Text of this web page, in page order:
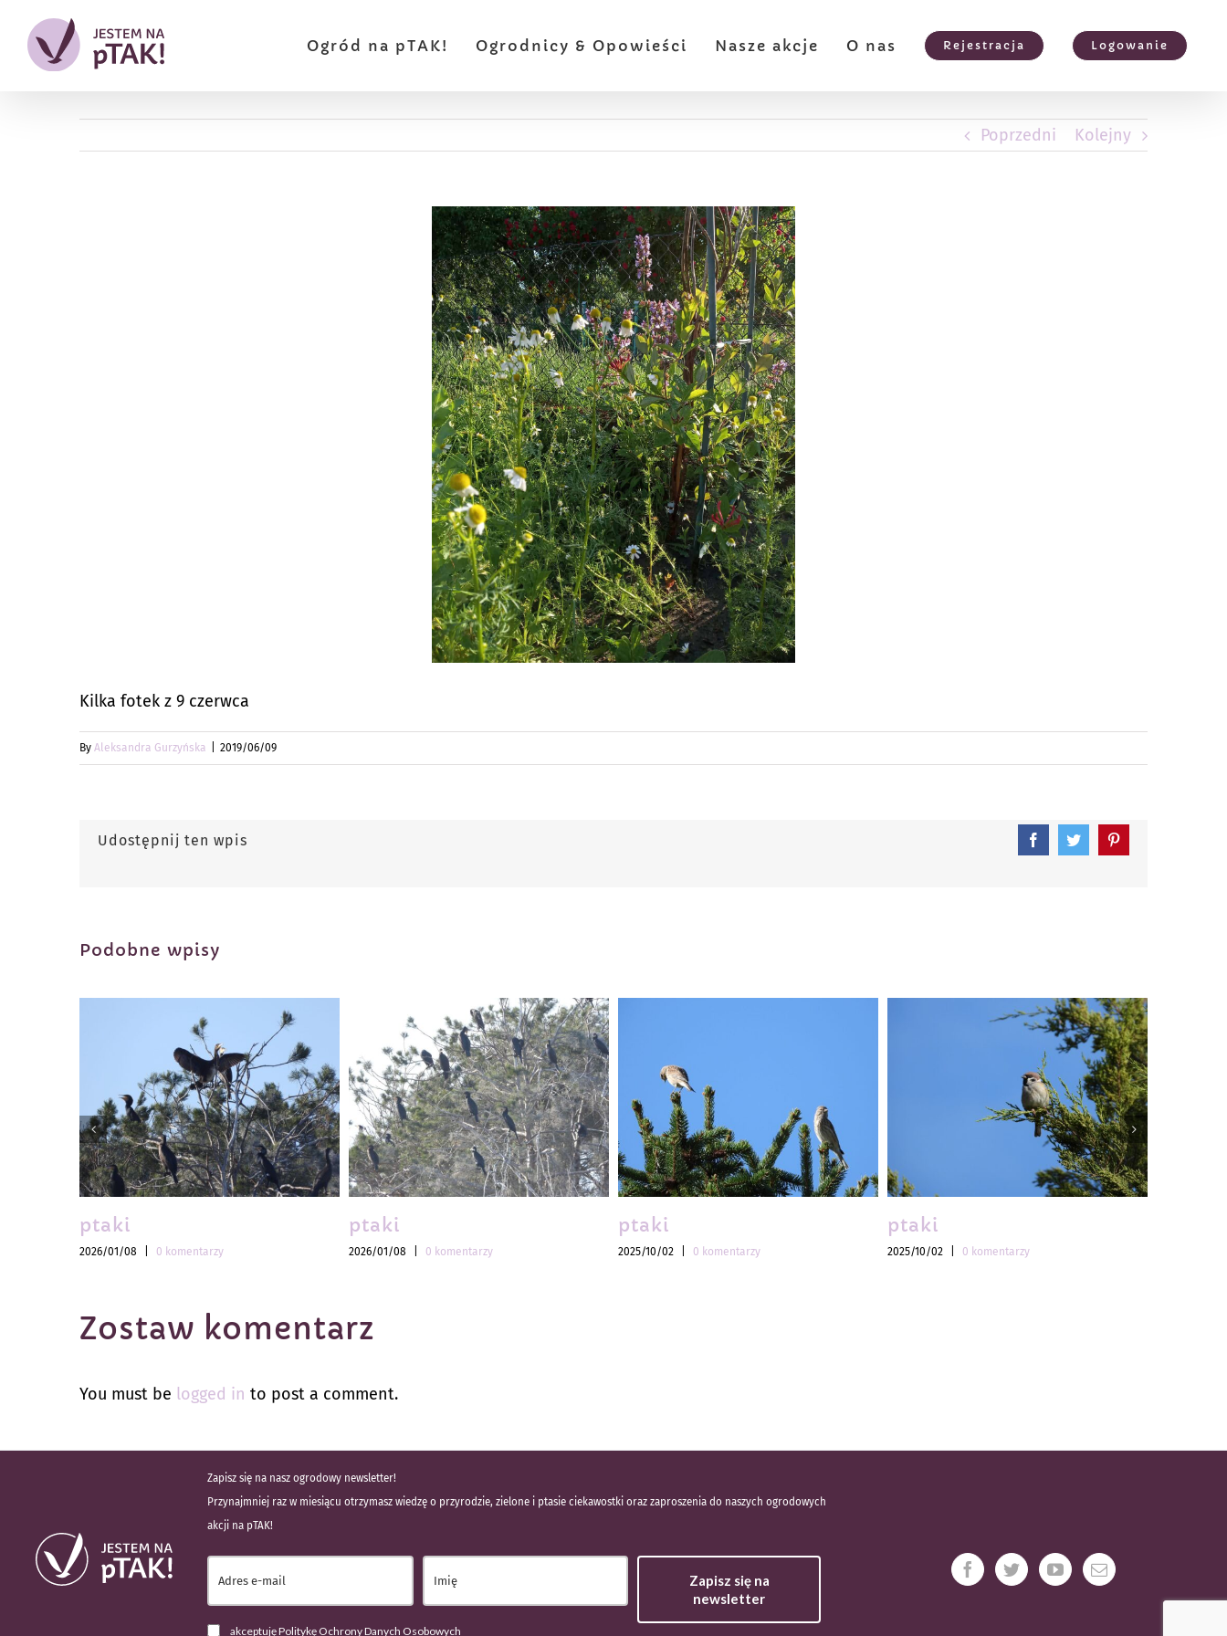
zawartości
Ogród na pTAK! Ogrodnicy & Opowieści Nasze akcje O nas Rejestracja Logowanie
Poprzedni Kolejny
Kilka fotek z 9 czerwca
By Aleksandra Gurzyńska 2019/06/09
Udostępnij ten wpis FacebookTwitterPinterest
Podobne wpisy
ptaki
2026/01/08 0 komentarzy
ptaki
2026/01/08 0 komentarzy
ptaki
2025/10/02 0 komentarzy
ptaki
2025/10/02 0 komentarzy
Zostaw komentarz
You must be logged in to post a comment.
Zapisz się na nasz ogrodowy newsletter!
Przynajmniej raz w miesiącu otrzymasz wiedzę o przyrodzie, zielone i ptasie ciekawostki oraz zaproszenia do naszych ogrodowych
akcji na pTAK!
Zapisz się na
newsletter
akceptuję Politykę Ochrony Danych Osobowych